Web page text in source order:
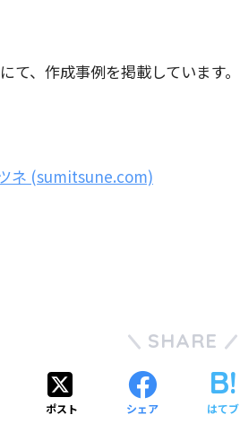
て、作成事例を掲載しています。
ネ (sumitsune.com)
SHARE
ポスト シェア はてブ